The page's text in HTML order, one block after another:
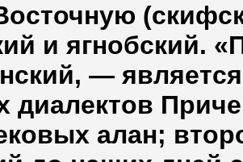
и ягнобский.
—
диалектов
алан;